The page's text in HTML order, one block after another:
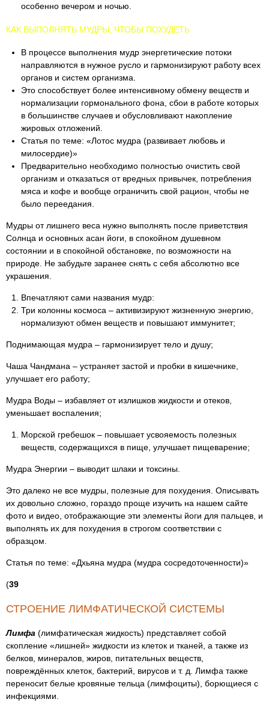
особенно вечером и ночью.
КАК ВЫПОЛНЯТЬ МУДРЫ, ЧТОБЫ ПОХУДЕТЬ
В процессе выполнения мудр энергетические потоки
направляются в нужное русло и гармонизируют работу всех
органов и систем организма.
Это способствует более интенсивному обмену веществ и
нормализации гормонального фона, сбои в работе которых
в большинстве случаев и обусловливают накопление
жировых отложений.
Статья по теме: «Лотос мудра (развивает любовь и
милосердие)»
Предварительно необходимо полностью очистить свой
организм и отказаться от вредных привычек, потребления
мяса и кофе и вообще ограничить свой рацион, чтобы не
было переедания.
Мудры от лишнего веса нужно выполнять после приветствия
Солнца и основных асан йоги, в спокойном душевном
состоянии и в спокойной обстановке, по возможности на
природе. Не забудьте заранее снять с себя абсолютно все
украшения.
Впечатляют сами названия мудр:
Три колонны космоса – активизируют жизненную энергию,
нормализуют обмен веществ и повышают иммунитет;
Поднимающая мудра – гармонизирует тело и душу;
Чаша Чандмана – устраняет застой и пробки в кишечнике,
улучшает его работу;
Мудра Воды – избавляет от излишков жидкости и отеков,
уменьшает воспаления;
Морской гребешок – повышает усвояемость полезных
веществ, содержащихся в пище, улучшает пищеварение;
Мудра Энергии – выводит шлаки и токсины.
Это далеко не все мудры, полезные для похудения. Описывать
их довольно сложно, гораздо проще изучить на нашем сайте
фото и видео, отображающие эти элементы йоги для пальцев, и
выполнять их для похудения в строгом соответствии с
образцом.
Статья по теме: «Дхьяна мудра (мудра сосредоточенности)»
(39
СТРОЕНИЕ ЛИМФАТИЧЕСКОЙ СИСТЕМЫ
Лимфа (лимфатическая жидкость) представляет собой
скопление «лишней» жидкости из клеток и тканей, а также из
белков, минералов, жиров, питательных веществ,
повреждённых клеток, бактерий, вирусов и т. д. Лимфа также
переносит белые кровяные тельца (лимфоциты), борющиеся с
инфекциями.